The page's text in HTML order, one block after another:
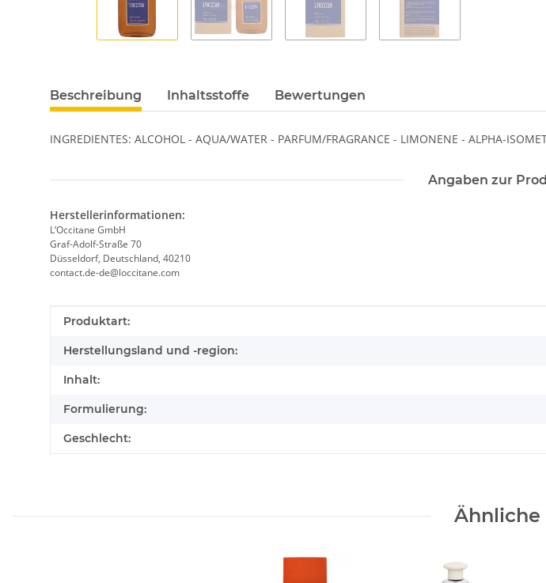
Beschreibung Inhaltsstoffe Bewertungen
INGREDIENTES: ALCOHOL - AQUA/WATER - PARFUM/FRAGRANCE - LIMONENE - ALPHA-
Angaben zur
Herstellerinformationen:
L‘Occitane GmbH
Graf-Adolf-Straße 70
Düsseldorf, Deutschland, 40210
contact.de-de@loccitane.com
Produkteigenschaft
Wert
Produktart:
Herstellungsland und -region:
Inhalt:
Formulierung:
Geschlecht:
Ähnliche